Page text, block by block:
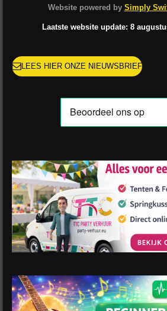
b
k
a
r
a
o
e
r
s
Website powered by Simply
Laatste website update: 8
LEES HIER ONZE NIEUWSBRIEF